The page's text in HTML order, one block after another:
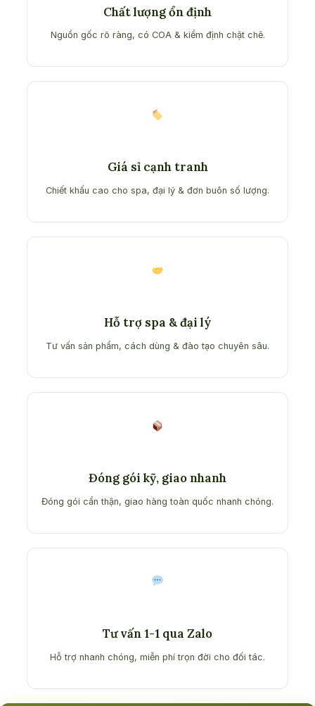
Chất lượng ổn định
Nguồn gốc rõ ràng, có COA & kiểm định chặt chẽ.
Giá sỉ cạnh tranh
Chiết khấu cao cho spa, đại lý & đơn buôn số lượng.
Hỗ trợ spa & đại lý
Tư vấn sản phẩm, cách dùng & đào tạo chuyên sâu.
Đóng gói kỹ, giao nhanh
Đóng gói cẩn thận, giao hàng toàn quốc nhanh chóng.
Tư vấn 1-1 qua Zalo
Hỗ trợ nhanh chóng, miễn phí trọn đời cho đối tác.